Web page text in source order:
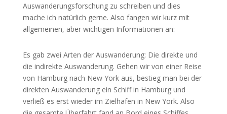
Auswanderungsforschung zu schreiben und dies
mache ich natürlich gerne. Also fangen wir kurz mit
allgemeinen, aber wichtigen Informationen an:
Es gab zwei Arten der Auswanderung: Die direkte und
die indirekte Auswanderung. Gehen wir von einer Reise
von Hamburg nach New York aus, bestieg man bei der
direkten Auswanderung ein Schiff in Hamburg und
verließ es erst wieder im Zielhafen in New York. Also